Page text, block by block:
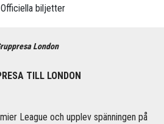
London
TILL LONDON
League och upplev spänningen på